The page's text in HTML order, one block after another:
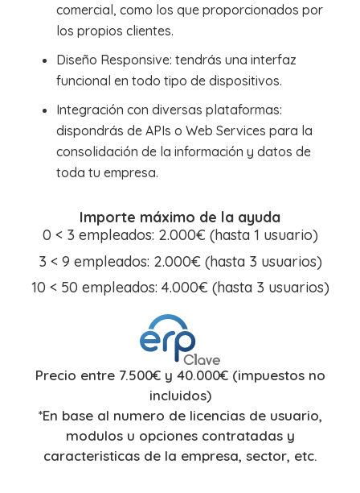
comercial, como los que proporcionados por
los propios clientes.
Diseño Responsive: tendrás una interfaz
funcional en todo tipo de dispositivos.
Integración con diversas plataformas:
dispondrás de APIs o Web Services para la
consolidación de la información y datos de
toda tu empresa.
Importe máximo de la ayuda
0 < 3 empleados: 2.000€ (hasta 1 usuario)
3 < 9 empleados: 2.000€ (hasta 3 usuarios)
10 < 50 empleados: 4.000€ (hasta 3 usuarios)
Precio entre 7.500€ y 40.000€ (impuestos no
incluidos)
*En base al numero de licencias de usuario,
modulos u opciones contratadas y
caracteristicas de la empresa, sector, etc.